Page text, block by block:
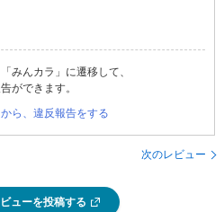
みんカラ」に遷移して、
ができます。
から、違反報告をする
次のレビュー
ューを投稿する